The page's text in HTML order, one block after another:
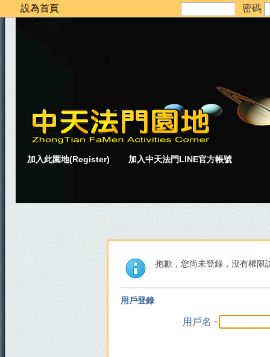
設為首頁 密碼
加入此園地(Register) 加入中天法門LINE官方帳號
抱歉，您尚未登錄，沒有權限
用戶登錄
用戶名